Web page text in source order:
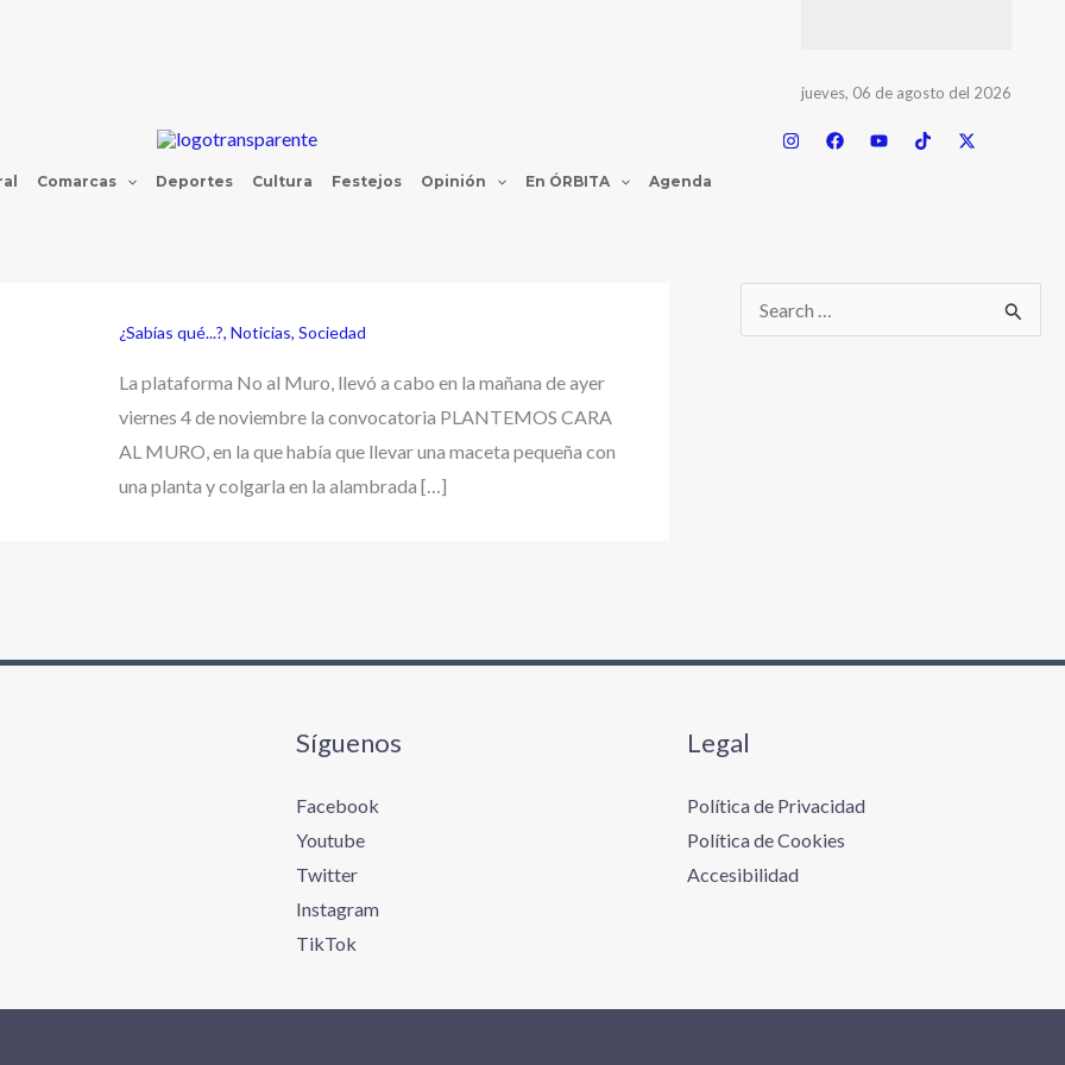
jueves, 06 de agosto del 2026
Comarcas Deportes Cultura Festejos Opinión En ÓRBITA Agenda
¿Sabías qué...?, Noticias, Sociedad
La plataforma No al Muro, llevó a cabo en la mañana de ayer
viernes 4 de noviembre la convocatoria PLANTEMOS CARA
AL MURO, en la que había que llevar una maceta pequeña con
una planta y colgarla en la alambrada […]
Síguenos
Facebook
Youtube
Twitter
Instagram
TikTok
Legal
Política de Privacidad
Política de Cookies
Accesibilidad